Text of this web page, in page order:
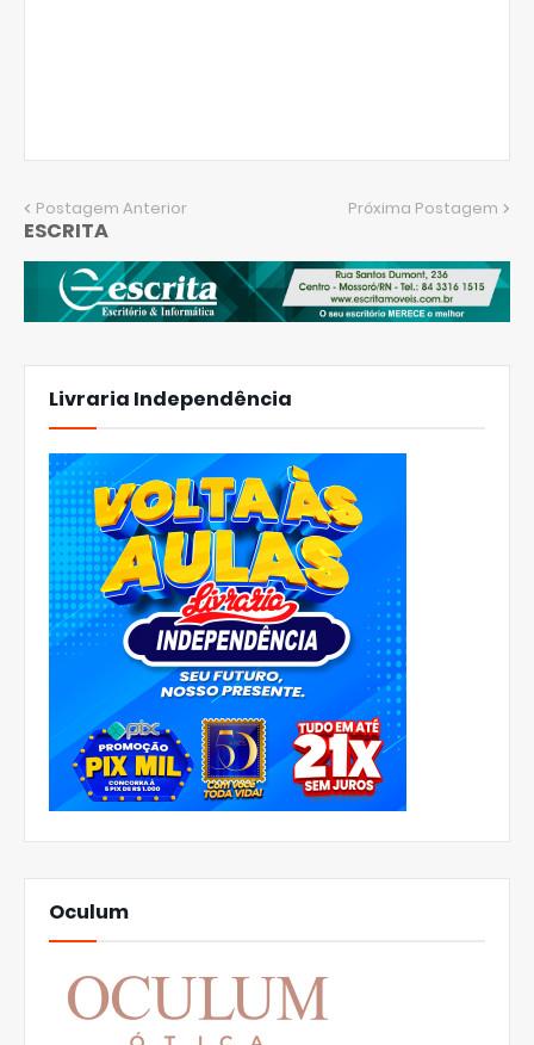
Postagem Anterior Próxima Postagem
ESCRITA
Livraria Independência
Oculum